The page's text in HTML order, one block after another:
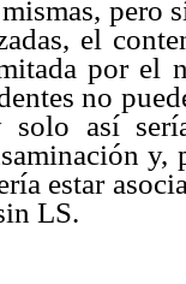
pero
el
por el
no
solo así
y,
estar
LS.